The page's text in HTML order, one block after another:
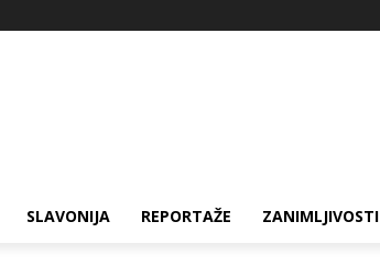
SLAVONIJA REPORTAŽE ZANIMLJIVOSTI